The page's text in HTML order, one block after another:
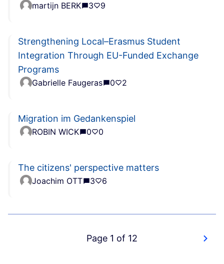
martijn BERK 3 9
Strengthening Local–Erasmus Student
Integration Through EU-Funded Exchange
Programs
Gabrielle Faugeras 0 2
Migration im Gedankenspiel
ROBIN WICK 0 0
The citizens' perspective matters
Joachim OTT 3 6
Page 1 of 12